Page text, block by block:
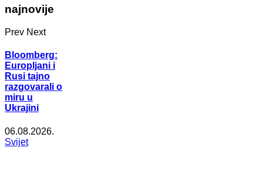
najnovije
Prev Next
Bloomberg:
Europljani i
Rusi tajno
razgovarali o
miru u
Ukrajini
06.08.2026.
Svijet